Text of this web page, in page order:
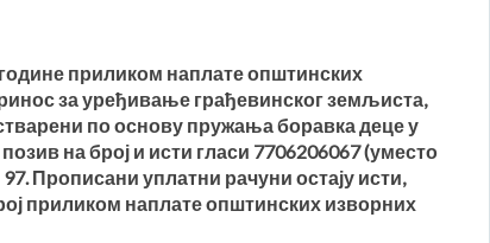
приликом наплате општинских
за уређивање грађевинског земљиста,
по основу пружања боравка деце у
на број и исти гласи 7706206067 (уместо
Прописани уплатни рачуни остају исти,
приликом наплате општинских изворних